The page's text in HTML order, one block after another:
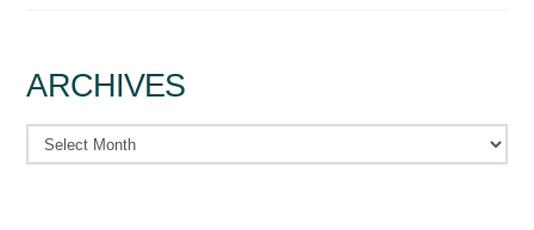
ARCHIVES
Archives